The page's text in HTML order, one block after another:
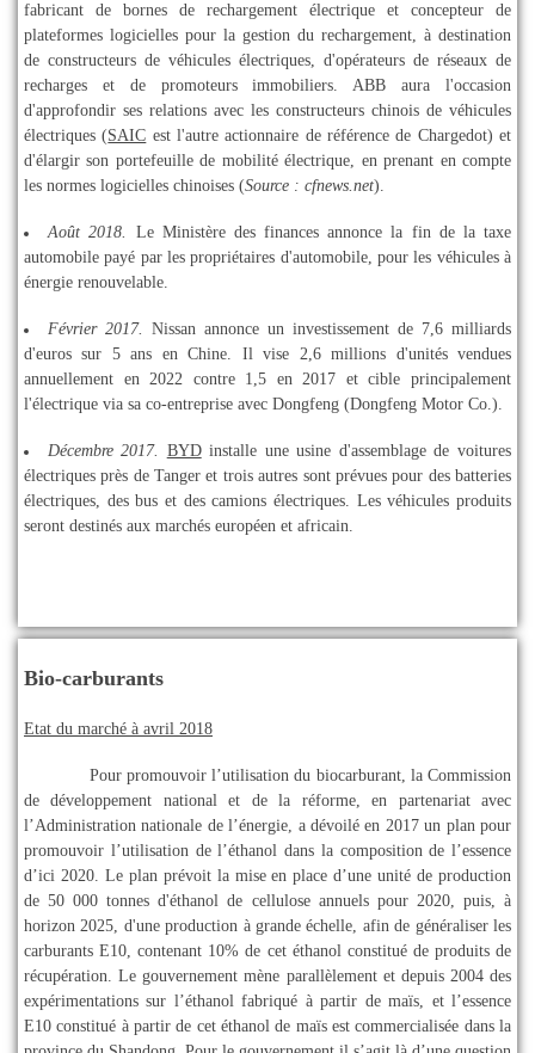
fabricant de bornes de rechargement électrique et concepteur de
plateformes logicielles pour la gestion du rechargement, à destination
de constructeurs de véhicules électriques, d'opérateurs de réseaux de
recharges et de promoteurs immobiliers. ABB aura l'occasion
d'approfondir ses relations avec les constructeurs chinois de véhicules
électriques (SAIC est l'autre actionnaire de référence de Chargedot) et
d'élargir son portefeuille de mobilité électrique, en prenant en compte
les normes logicielles chinoises (Source : cfnews.net).
Août 2018. Le Ministère des finances annonce la fin de la taxe
automobile payé par les propriétaires d'automobile, pour les véhicules à
énergie renouvelable.
Février 2017. Nissan annonce un investissement de 7,6 milliards
d'euros sur 5 ans en Chine. Il vise 2,6 millions d'unités vendues
annuellement en 2022 contre 1,5 en 2017 et cible principalement
l'électrique via sa co-entreprise avec Dongfeng (Dongfeng Motor Co.).
Décembre 2017. BYDinstalle une usine d'assemblage de voitures
électriques près de Tanger et trois autres sont prévues pour des batteries
électriques, des bus et des camions électriques. Les véhicules produits
seront destinés aux marchés européen et africain.
Bio-carburants
Etat du marché à avril 2018
Pour promouvoir l’utilisation du biocarburant, la Commission
de développement national et de la réforme, en partenariat avec
l’Administration nationale de l’énergie, a dévoilé en 2017 un plan pour
promouvoir l’utilisation de l’éthanol dans la composition de l’essence
d’ici 2020. Le plan prévoit la mise en place d’une unité de production
de 50 000 tonnes d'éthanol de cellulose annuels pour 2020, puis, à
horizon 2025, d'une production à grande échelle, afin de généraliser les
carburants E10, contenant 10% de cet éthanol constitué de produits de
récupération. Le gouvernement mène parallèlement et depuis 2004 des
expérimentations sur l’éthanol fabriqué à partir de maïs, et l’essence
E10 constitué à partir de cet éthanol de maïs est commercialisée dans la